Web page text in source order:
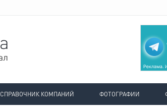
СПРАВОЧНИК КОМПАНИЙ ФОТОГРАФИИ